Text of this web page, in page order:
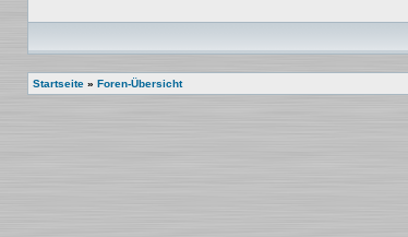
Startseite » Foren-Übersicht